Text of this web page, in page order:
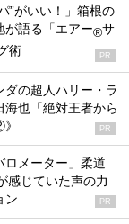
”がいい！」箱根の
が語る「エアー®サ
術 PR
の超人ハリー・ラ
海也「絶対王者から
PR
ロメーター」柔道
感じていた声の力
ン
PR